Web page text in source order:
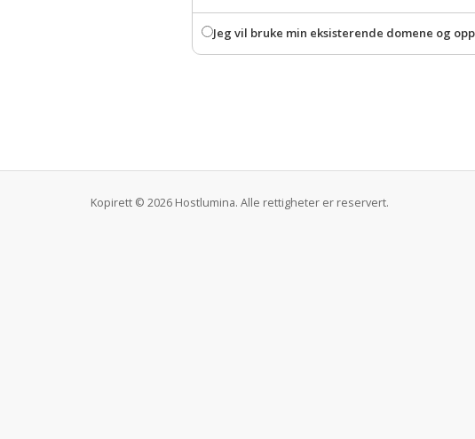
Jeg vil bruke min eksisterende domene og
Kopirett © 2026 Hostlumina. Alle rettigheter er reservert.